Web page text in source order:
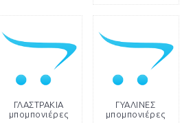
ΓΛΑΣΤΡΑΚΙΑ
μπομπονιέρες
ΓΥΑΛΙΝΕΣ
μπομπονιέρες